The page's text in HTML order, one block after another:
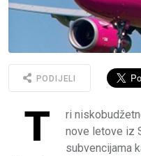
PODIJELI
T
ri
nove letove iz
subvencijama